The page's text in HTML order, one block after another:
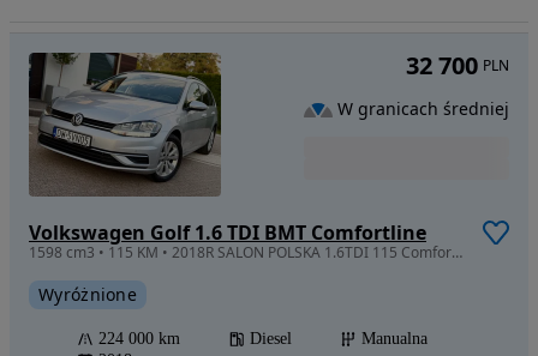
Volkswagen Golf 1.6 TDI BMT Comfortline
1598 cm3 • 115 KM • 2018R SALON POLSKA 1.6TDI 115 Comfortline+LED Parktronic Radar Zadbany
Wyróżnione
224 000 km Diesel
Manualna
32 700 PLN
W granicach średniej